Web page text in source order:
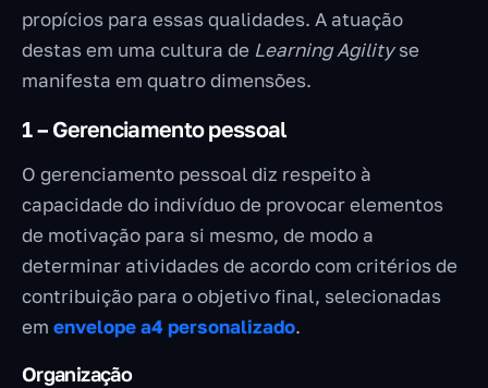
propícios para essas qualidades. A atuação
destas em uma cultura de Learning Agilityse
manifesta em quatro dimensões.
1 – Gerenciamento pessoal
O gerenciamento pessoal diz respeito à
capacidade do indivíduo de provocar elementos
de motivação para si mesmo, de modo a
determinar atividades de acordo com critérios de
contribuição para o objetivo final, selecionadas
em envelope a4 personalizado.
Organização